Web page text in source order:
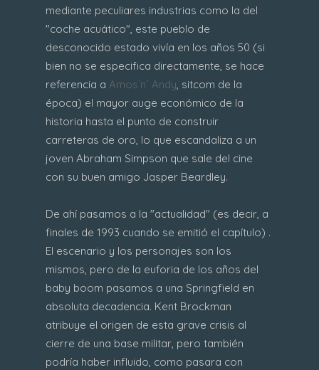
mediante peculiares industrias como la del
"coche acuático", este pueblo de
desconocido estado vivía en los años 50 (si
bien no se especifica directamente, se hace
referencia a Amos`n´ Andy, sitcom de la
época) el mayor auge económico de la
historia hasta el punto de construir
carreteras de oro, lo que escandaliza a un
joven Abraham Simpson que sale del cine
con su buen amigo Jasper Beardley.
De ahí pasamos a la "actualidad" (es decir, a
finales de 1993 cuando se emitió el capítulo) .
El escenario y los personajes son los
mismos, pero de la euforia de los años del
baby boom pasamos a una Springfield en
absoluta decadencia. Kent Brockman
atribuye el origen de esta grave crisis al
cierre de una base militar, pero también
podría haber influido, como pasara con